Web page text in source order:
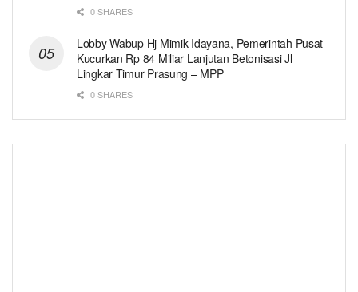
0 SHARES
Lobby Wabup Hj Mimik Idayana, Pemerintah Pusat
Kucurkan Rp 84 Miliar Lanjutan Betonisasi Jl
Lingkar Timur Prasung – MPP
0 SHARES